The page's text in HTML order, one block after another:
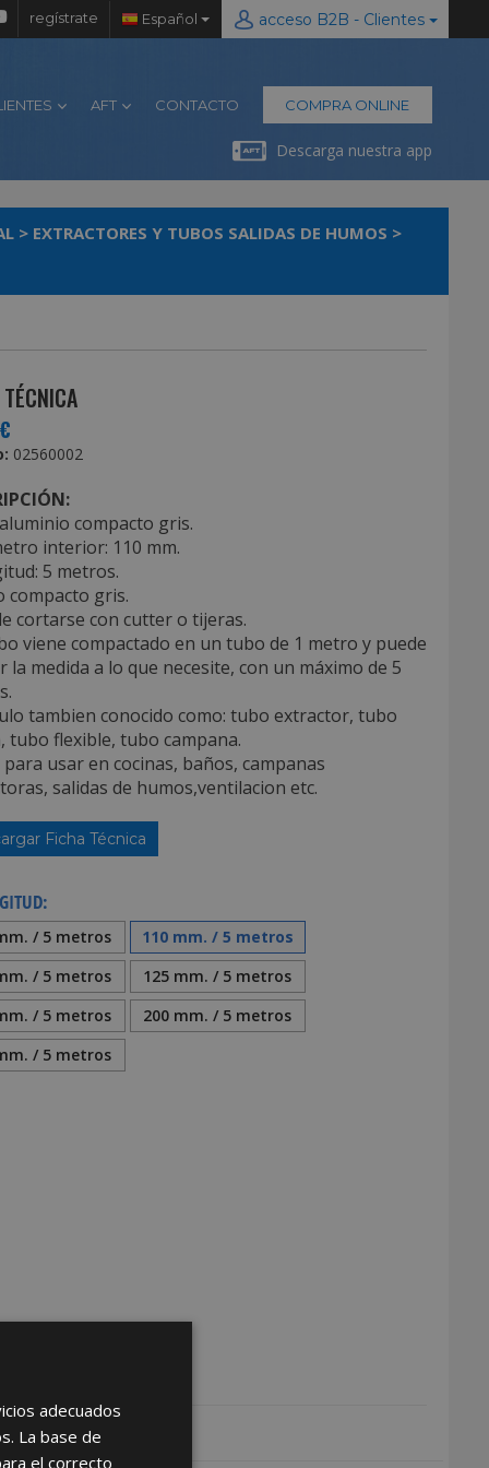
regístrate Español acceso B2B - Clientes
AFT CONTACTO COMPRA ONLINE
Descarga nuestra app
> EXTRACTORES Y TUBOS SALIDAS DE HUMOS >
02560002
compacto gris.
interior: 110 mm.
5 metros.
compacto gris.
cortarse con cutter o tijeras.
viene compactado en un tubo de 1 metro y puede
la medida a lo que necesite, con un máximo de 5
tambien conocido como: tubo extractor, tubo
tubo flexible, tubo campana.
para usar en cocinas, baños, campanas
salidas de humos,ventilacion etc.
Ficha Técnica
/ 5 metros
110 mm. / 5 metros
/ 5 metros
125 mm. / 5 metros
/ 5 metros
200 mm. / 5 metros
/ 5 metros
adecuados
La base de
el correcto